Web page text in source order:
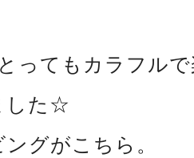
ってもカラフル
した☆
グがこちら。